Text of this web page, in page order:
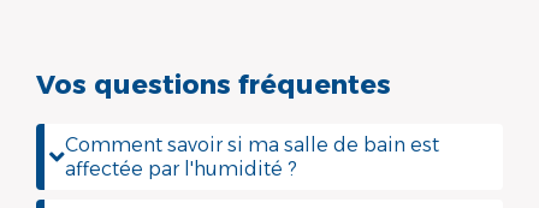
Vos questions fréquentes
Comment savoir si ma salle de bain est
affectée par l'humidité ?